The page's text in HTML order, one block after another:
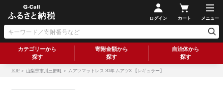
ログイン カート メニュー
カテゴリーから
探す
寄附金額から
探す
自治体から
探す
TOP ＞山梨県市川三郷町 ＞ ムアツマットレス 30年 ムアツX 【レギュラー】